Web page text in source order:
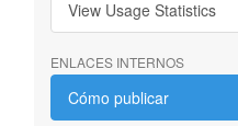
View Usage Statistics
ENLACES INTERNOS
Cómo publicar